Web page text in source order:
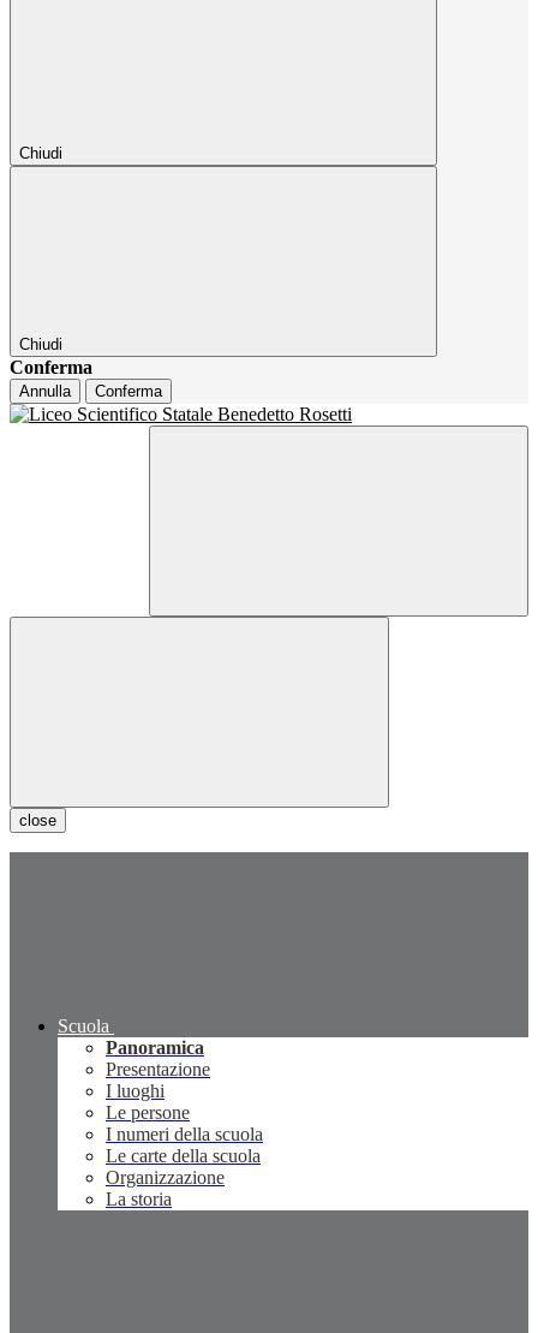
Chiudi
Chiudi
Conferma
Annulla Conferma
close
Scuola
Panoramica
Presentazione
I luoghi
Le persone
I numeri della scuola
Le carte della scuola
Organizzazione
La storia